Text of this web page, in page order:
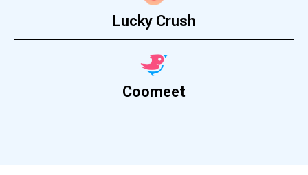
Lucky Crush
Coomeet